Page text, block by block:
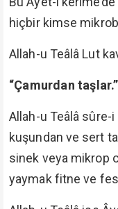
hiçbir kimse mikrob
Allah-u Teâlâ Lut
“Çamurdan taşlar.”
Allah-u Teâlâ sûre-i
kuşundan ve sert
sinek veya mikrop
yaymak fitne ve